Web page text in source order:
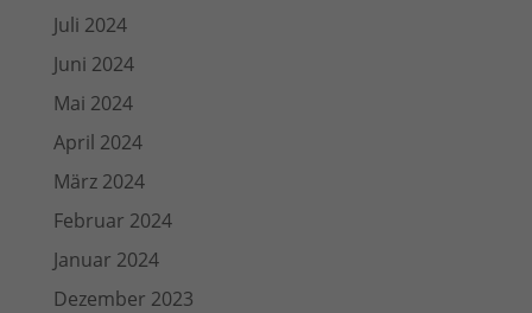
Juli 2024
Juni 2024
Mai 2024
April 2024
März 2024
Februar 2024
Januar 2024
Dezember 2023